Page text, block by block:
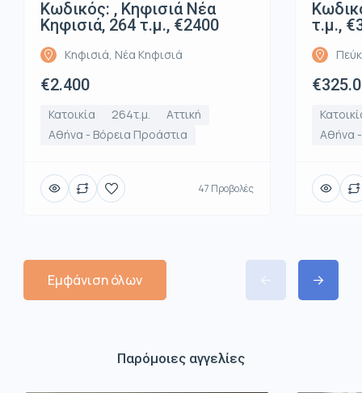
Κωδικός: , Κηφισιά Νέα
Κηφισιά, 264 τ.μ., €2400
Κηφισιά, Νέα Κηφισιά
€2.400
Κατοικία 264τ.μ.
Αττική
Αθήνα - Βόρεια Προάστια
47 Προβολές
τ.μ.,
Αθήνα
Εμφάνιση όλων
Παρόμοιες αγγελίες